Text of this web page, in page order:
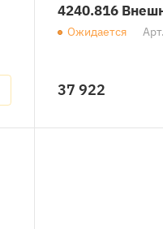
4240.816
Ожидается
37 922